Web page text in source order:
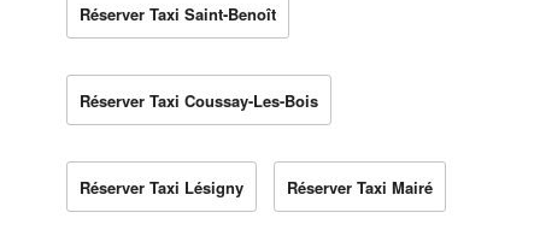
Réserver Taxi Saint-Benoît
Réserver Taxi Coussay-Les-Bois
Réserver Taxi Lésigny Réserver Taxi Mairé